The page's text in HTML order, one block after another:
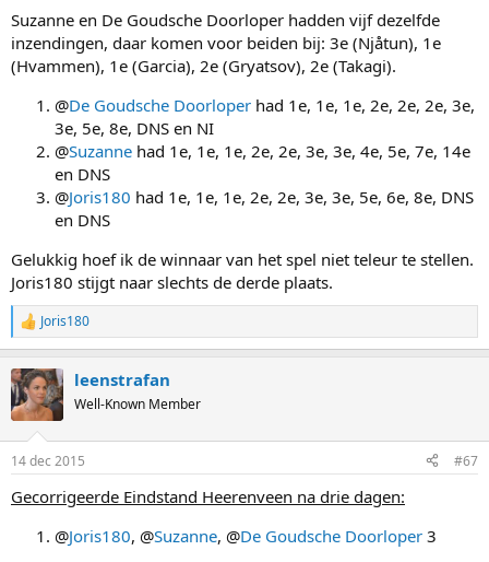
Suzanne en De Goudsche Doorloper hadden vijf dezelfde
inzendingen, daar komen voor beiden bij: 3e (Njåtun), 1e
(Hvammen), 1e (Garcia), 2e (Gryatsov), 2e (Takagi).
@De Goudsche Doorloper had 1e, 1e, 1e, 2e, 2e, 2e, 3e,
3e, 5e, 8e, DNS en NI
@Suzanne had 1e, 1e, 1e, 2e, 2e, 3e, 3e, 4e, 5e, 7e, 14e
en DNS
@Joris180 had 1e, 1e, 1e, 2e, 2e, 3e, 3e, 5e, 6e, 8e, DNS
en DNS
Gelukkig hoef ik de winnaar van het spel niet teleur te stellen.
Joris180 stijgt naar slechts de derde plaats.
R
e
c
t
i
s
Joris180
leenstrafan
Well-Known Member
14 dec 2015 #67
Gecorrigeerde Eindstand Heerenveen na drie dagen:
@Joris180, @Suzanne, @De Goudsche Doorloper 3